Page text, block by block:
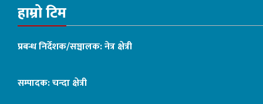
हाम्रो टिम
प्रबन्ध निर्देशक/सञ्चालक: नेत्र क्षेत्री
सम्पादक: चन्दा क्षेत्री